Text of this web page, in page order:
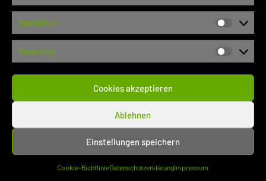
Statistiken
Marketing
Cookies akzeptieren
Ablehnen
Einstellungen speichern
Cookie-RichtlinieDatenschutzerklärungImpressum